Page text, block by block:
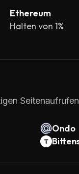
Ethereum
Halten von 1%
Ondo